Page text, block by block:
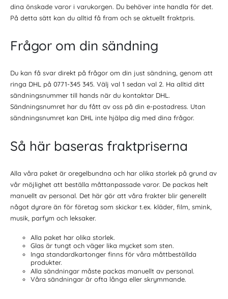
dina önskade varor i varukorgen. Du behöver inte handla för det.
På detta sätt kan du alltid få fram och se aktuellt fraktpris.
Frågor om din sändning
Du kan få svar direkt på frågor om din just sändning, genom att
ringa DHL på 0771-345 345. Välj val 1 sedan val 2. Ha alltid ditt
sändningsnummer till hands när du kontaktar DHL.
Sändningsnumret har du fått av oss på din e-postadress. Utan
sändningsnumret kan DHL inte hjälpa dig med dina frågor.
Så här baseras fraktpriserna
Alla våra paket är oregelbundna och har olika storlek på grund av
vår möjlighet att beställa måttanpassade varor. De packas helt
manuellt av personal. Det här gör att våra frakter blir generellt
något dyrare än för företag som skickar t.ex. kläder, film, smink,
musik, parfym och leksaker.
Alla paket har olika storlek.
Glas är tungt och väger lika mycket som sten.
Inga standardkartonger finns för våra måttbeställda
produkter.
Alla sändningar måste packas manuellt av personal.
Våra sändningar är ofta långa eller skrymmande.